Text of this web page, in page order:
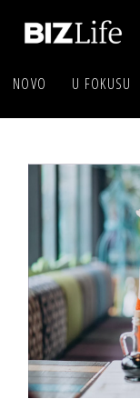
NOVO U FOKUSU